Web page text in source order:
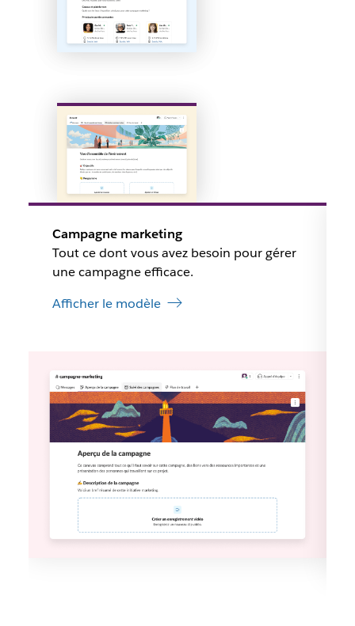
Campagne marketing
Tout ce dont vous avez besoin pour gérer
une campagne efficace.
Afficher le modèle